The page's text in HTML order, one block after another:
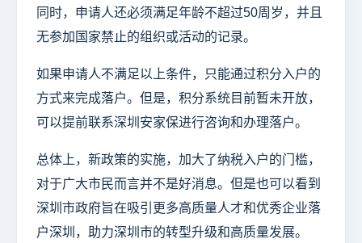
同时，申请人还必须满足年龄不超过50周岁，并且
无参加国家禁止的组织或活动的记录。
如果申请人不满足以上条件，只能通过积分入户的
方式来完成落户。但是，积分系统目前暂未开放，
可以提前联系深圳安家保进行咨询和办理落户。
总体上，新政策的实施，加大了纳税入户的门槛，
对于广大市民而言并不是好消息。但是也可以看到
深圳市政府旨在吸引更多高质量人才和优秀企业落
户深圳，助力深圳市的转型升级和高质量发展。